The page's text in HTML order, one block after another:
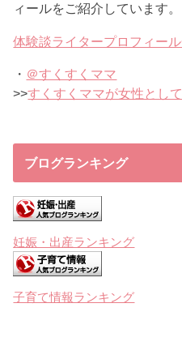
ィールをご紹介しています。
体験談ライタープロフィー
・ ＠すくすくママ
>>すくすくママが女性とし
ブログランキング
妊娠・出産ランキング
子育て情報ランキング